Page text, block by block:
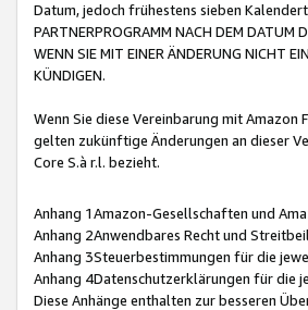
Datum, jedoch frühestens sieben
PARTNERPROGRAMM NACH DEM DATUM
WENN SIE MIT EINER ÄNDERUNG NICHT
KÜNDIGEN.
Wenn Sie diese Vereinbarung mit Amazon
gelten zukünftige Änderungen an dieser
Core S.à r.l. bezieht.
Anhang 1Amazon-Gesellschaften und
Anhang 2Anwendbares Recht und
Anhang 3Steuerbestimmungen für die
Anhang 4Datenschutzerklärungen für die
Diese Anhänge enthalten zur besseren